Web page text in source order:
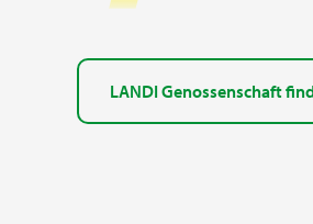
LANDI Genossenschaft